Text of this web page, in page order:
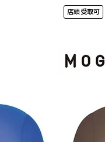
店頭受取可